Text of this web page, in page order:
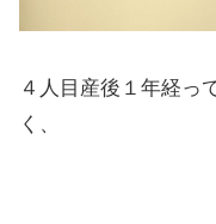
４人目産後１年経っ
く、